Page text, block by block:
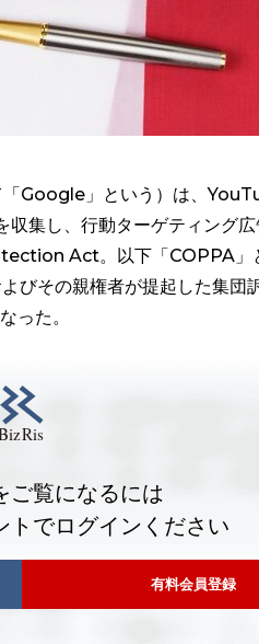
」という）は、
集し、行動ターゲティング
Act。以下「COPPA」
びその親権者が提起した集団
った。
ご覧になるには
トでログインください
有料会員登録